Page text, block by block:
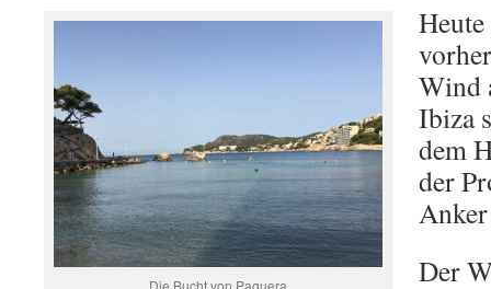
Die Bucht von Paguera
Wind
Ibiza
dem
der
Der